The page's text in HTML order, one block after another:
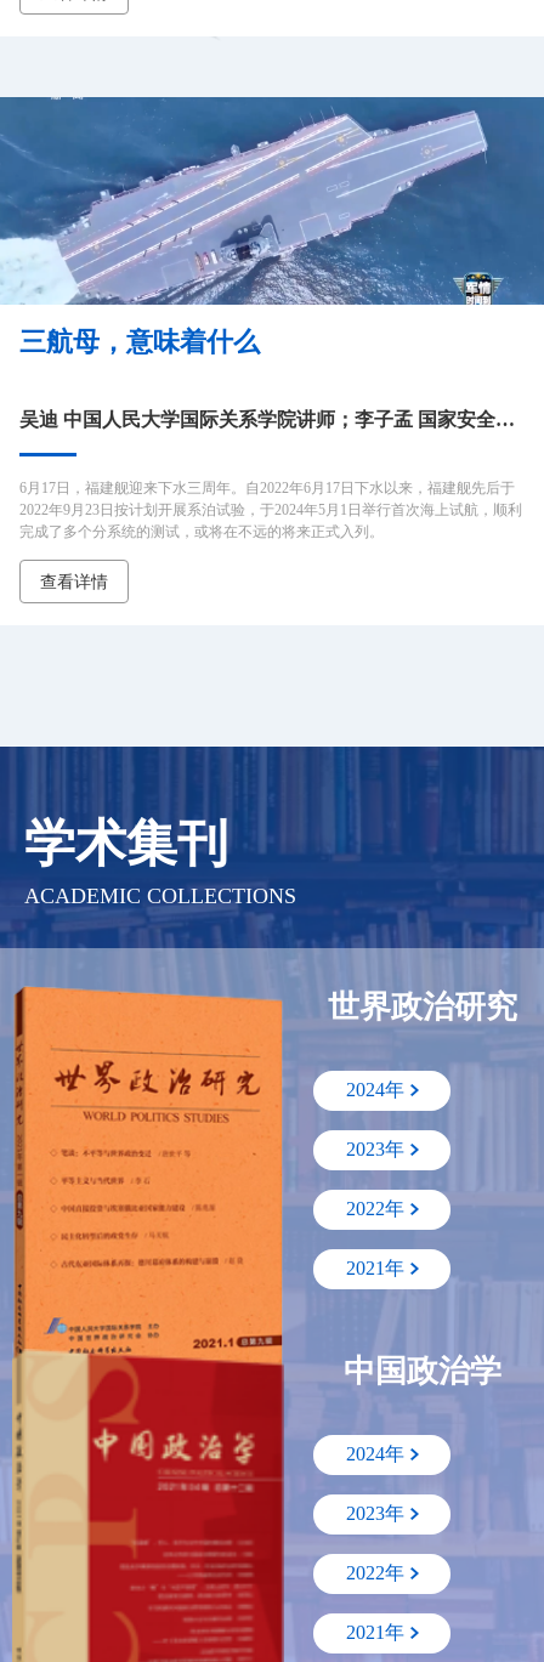
这场由盟友到反目的戏剧性转变，背后并非一时冲动，而是积累已久的政治与
三航母，意味着什么
吴迪 中国人民大学国际关系学院讲师；李子孟 国家安全交叉学科平台研究助理
6月17日，福建舰迎来下水三周年。自2022年6月17日下水以来，福建舰先后于
2022年9月23日按计划开展系泊试验，于2024年5月1日举行首次海上试航，顺利
完成了多个分系统的测试，或将在不远的将来正式入列。
查看详情
学术集刊
ACADEMIC COLLECTIONS
世界政治研究
2024年
2023年
2022年
2021年
中国政治学
2024年
2023年
2022年
2021年